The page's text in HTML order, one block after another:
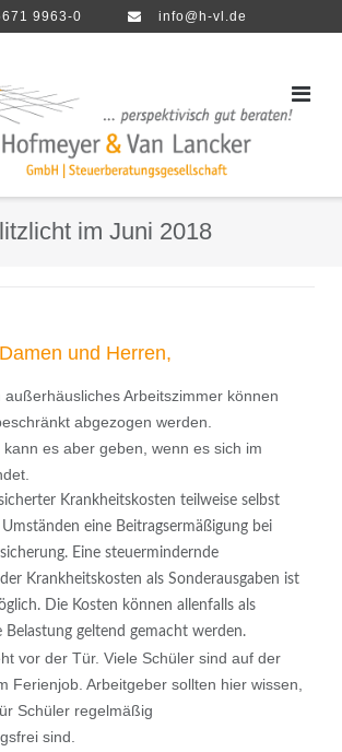
9963-0 info@h-vl.de
im Juni 2018
und Herren,
Arbeitszimmer können
abgezogen werden.
es aber geben, wenn es sich im
Krankheitskosten teilweise selbst
eine Beitragsermäßigung bei
Eine steuermindernde
Krankheitskosten als Sonderausgaben ist
Die Kosten können allenfalls als
Belastung geltend gemacht werden.
vor der Tür. Viele Schüler sind auf der
Ferienjob. Arbeitgeber sollten hier wissen,
Schüler regelmäßig
sind.